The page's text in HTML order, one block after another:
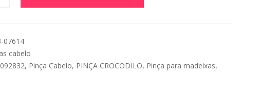
07614
cabelo
, Pinça Cabelo, PINÇA CROCODILO, Pinça para madeixas,